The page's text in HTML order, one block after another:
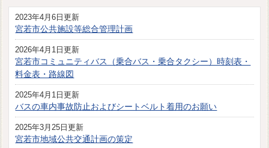
2023年4月6日更新
宮若市公共施設等総合管理計画
2026年4月1日更新
宮若市コミュニティバス（乗合バス・乗合タクシー）時刻表・
料金表・路線図
2025年4月1日更新
バスの車内事故防止およびシートベルト着用のお願い
2025年3月25日更新
宮若市地域公共交通計画の策定